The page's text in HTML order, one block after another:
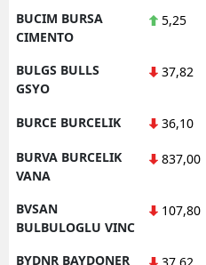
BUCIM BURSA
CIMENTO
5,25
BULGS BULLS
GSYO
37,82
BURCE BURCELIK 36,10
BURVA BURCELIK
VANA
837,00
BVSAN
BULBULOGLU VINC
107,80
BYDNR BAYDONER 37,62